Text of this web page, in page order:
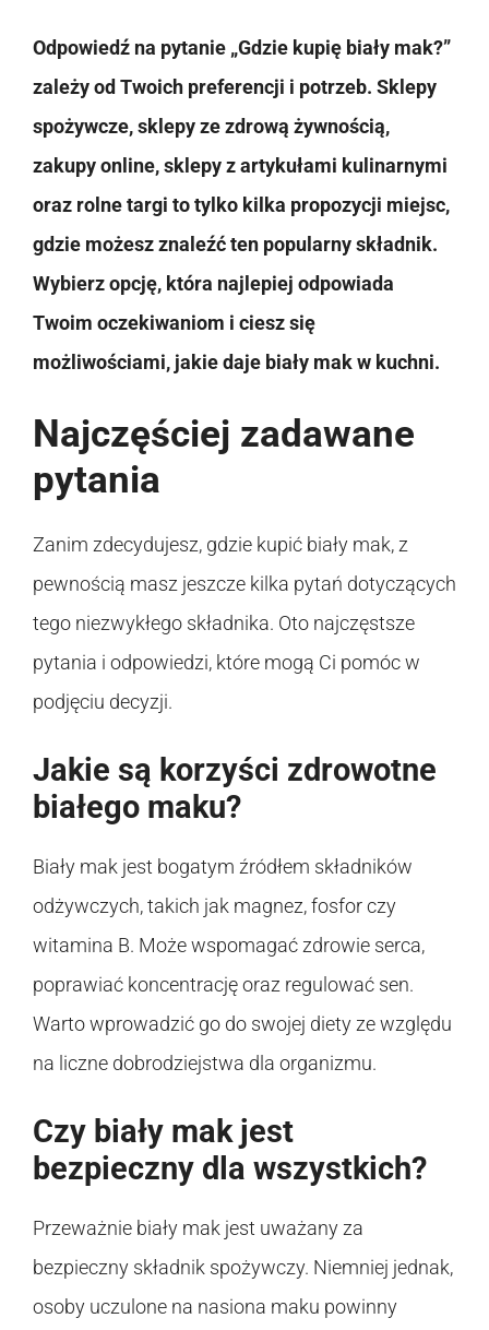
Odpowiedź na pytanie „Gdzie kupię biały mak?”
zależy od Twoich preferencji i potrzeb. Sklepy
spożywcze, sklepy ze zdrową żywnością,
zakupy online, sklepy z artykułami kulinarnymi
oraz rolne targi to tylko kilka propozycji miejsc,
gdzie możesz znaleźć ten popularny składnik.
Wybierz opcję, która najlepiej odpowiada
Twoim oczekiwaniom i ciesz się
możliwościami, jakie daje biały mak w kuchni.
Najczęściej zadawane
pytania
Zanim zdecydujesz, gdzie kupić biały mak, z
pewnością masz jeszcze kilka pytań dotyczących
tego niezwykłego składnika. Oto najczęstsze
pytania i odpowiedzi, które mogą Ci pomóc w
podjęciu decyzji.
Jakie są korzyści zdrowotne
białego maku?
Biały mak jest bogatym źródłem składników
odżywczych, takich jak magnez, fosfor czy
witamina B. Może wspomagać zdrowie serca,
poprawiać koncentrację oraz regulować sen.
Warto wprowadzić go do swojej diety ze względu
na liczne dobrodziejstwa dla organizmu.
Czy biały mak jest
bezpieczny dla wszystkich?
Przeważnie biały mak jest uważany za
bezpieczny składnik spożywczy. Niemniej jednak,
osoby uczulone na nasiona maku powinny